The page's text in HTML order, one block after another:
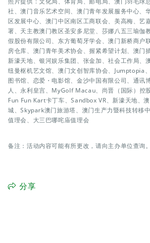
社、澳门音乐艺术空间、澳门青年发展服务中心、
区发展中心、澳门中区南区工商联会、美高梅、艺
署、天主教澳门教区圣安多尼堂、莎娜八五三瑜伽
假股份有限公司、东方葡萄牙学会、澳门新桥商户
房仓库、澳门青年美术协会、握紧希望计划、澳门
新濠天地、银河娱乐集团、张金加、社会工作局、
纽曼枢机艺文馆、澳门文创智库协会、Jumptopia
图书馆、恋爱・电影馆、金沙中国有限公司、通讯
人、永利皇宫、MyGolf Macau、尚晋（国际）控
Fun Fun Kart卡丁车、Sandbox VR、新濠天地、
城、Skypark澳门旅游塔、澳门生产力暨科技转移
值理会、大三巴哪咤庙值理会
备注：活动内容可能有所更改，请向主办单位查询。
分享